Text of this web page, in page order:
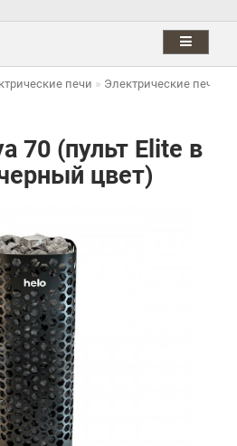
печи Электрические печи
70 (пульт Elite в
цвет)